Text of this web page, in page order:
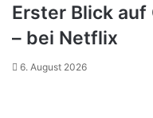
Erster Blick auf
– bei Netflix
6. August 2026